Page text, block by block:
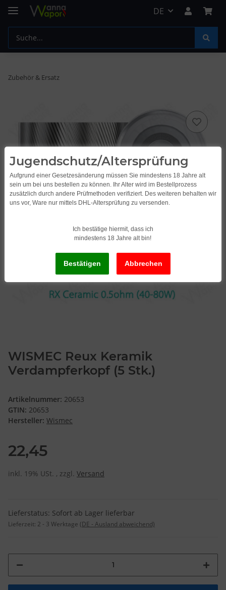
DE
Zubehör & Ersatz
WISMEC Reux Keramik
Verdampferkopf (5 Stk.)
Artikelnummer: 20653
GTIN: 20653
Hersteller: Wismec
22,45
inkl. 19% USt. , zzgl. Versand
Lieferstatus: Sofort ab Lager lieferbar
Lieferzeit: 2 - 3 Werktage (DE - Ausland abweichend)
Jugendschutz/Altersprüfung
Aufgrund einer Gesetzesänderung müssen Sie mindestens 18 Jahre alt
sein um bei uns bestellen zu können. Ihr Alter wird im Bestellprozess
zusätzlich durch andere Prüfmethoden verifiziert. Des weiteren behalten wir
uns vor, Ware nur mittels DHL-Altersprüfung zu versenden.
Ich bestätige hiermit, dass ich
mindestens 18 Jahre alt bin!